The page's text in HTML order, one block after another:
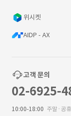
위시켓
AIDP - AX
고객 문의
02-6925-
10:00-18:00 주말·공